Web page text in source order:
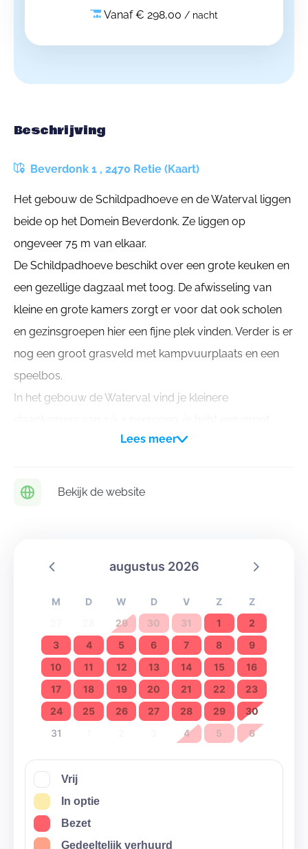
Vanaf € 298,00 / nacht
Beschrijving
Beverdonk 1 , 2470 Retie (Kaart)
Het gebouw de Schildpadhoeve en de Waterval liggen
beide op het Domein Beverdonk. Ze liggen op
ongeveer 75 m van elkaar.
De Schildpadhoeve beschikt over een grote keuken en
een gezellige dagzaal met toog. De afwisseling van
kleine en grote kamers zorgt er voor dat ook scholen
en gezinsgroepen hier een fijne plek vinden. Verder is er
nog een groot grasveld met kampvuurplaats en een
speelbos.
In het gebouw de Waterval vind je kleinere
overdekt terras en een grote extra speelzaal wat maakt
is gelegen vlak bij de dieren op het domein. Het
Lees meer
Bekijk de website
augustus 2026
M D W D V Z
Z
29 30 31 1
2
3
4 5 6 7 8
9
10
11 12 13 14 15
16
17
18 19 20 21 22
23
24
25 26 27 28 29
30
31
4 5 6
Vrij
In optie
Bezet
Gedeeltelijk verhuurd